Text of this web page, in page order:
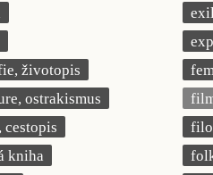
životopis
ostrakismus
cestopis
kniha